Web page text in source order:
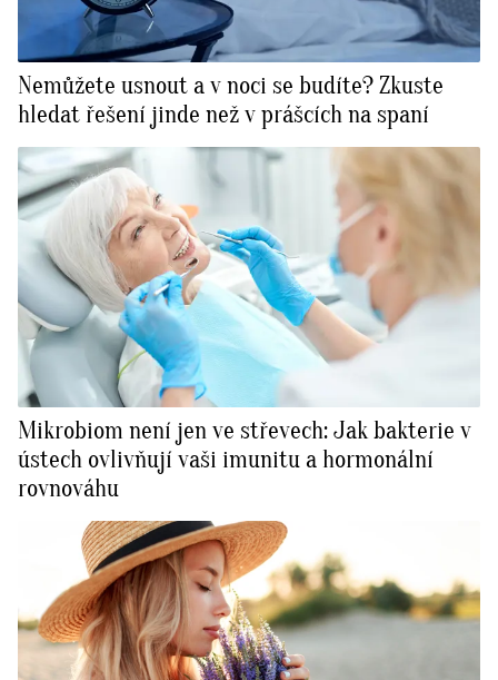
Nemůžete usnout a v noci se budíte? Zkuste
hledat řešení jinde než v prášcích na spaní
Mikrobiom není jen ve střevech: Jak bakterie v
ústech ovlivňují vaši imunitu a hormonální
rovnováhu